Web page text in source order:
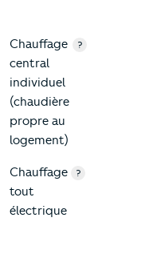
Chauffage
central
individuel
(chaudière
propre au
logement)
?
Chauffage
tout
électrique
?